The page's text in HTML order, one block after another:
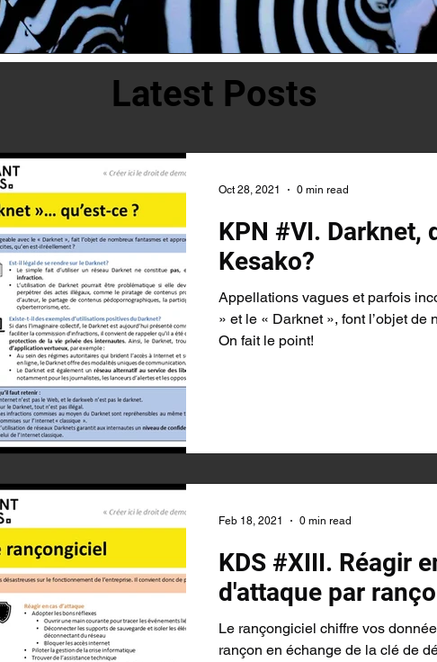
KPN #VI. Darknet,
Kesako?
Appellations vagues et parfois
» et le « Darknet », font l’objet de
On fait le point!
Oct 28, 2021 0 min read
KDS #XIII. Réagir
d'attaque par
Le rançongiciel chiffre vos
rançon en échange de la clé de
Feb 18, 2021 0 min read
Latest Posts